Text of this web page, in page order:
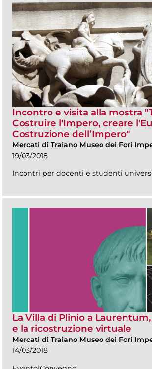
Incontro e visita alla mostra
Costruire l'Impero, creare
Costruzione dell’Impero"
Mercati di Traiano Museo dei Fori
19/03/2018
Incontri per docenti e studenti
La Villa di Plinio a
e la ricostruzione virtuale
Mercati di Traiano Museo dei Fori
14/03/2018